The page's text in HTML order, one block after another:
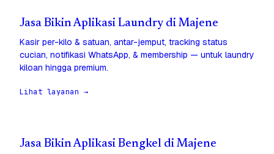
Jasa Bikin Aplikasi Laundry di Majene
Kasir per-kilo & satuan, antar-jemput, tracking status
cucian, notifikasi WhatsApp, & membership — untuk laundry
kiloan hingga premium.
Lihat layanan →
Jasa Bikin Aplikasi Bengkel di Majene